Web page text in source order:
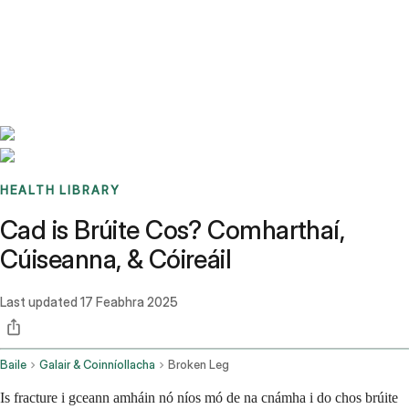
HEALTH LIBRARY
Cad is Brúite Cos? Comharthaí,
Cúiseanna, & Cóireáil
Last updated 17 Feabhra 2025
Baile Galair & Coinníollacha Broken Leg
Is fracture i gceann amháin nó níos mó de na cnámha i do chos brúite